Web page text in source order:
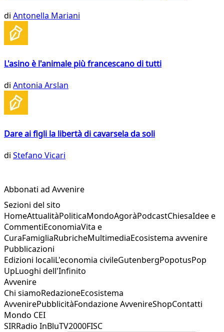
di Antonella Mariani
L'asino è l'animale più francescano di tutti
di Antonia Arslan
Dare ai figli la libertà di cavarsela da soli
di Stefano Vicari
Abbonati ad Avvenire
Sezioni del sito
HomeAttualitàPoliticaMondoAgoràPodcastChiesaIdee e
CommentiEconomiaVita e
CuraFamigliaRubricheMultimediaEcosistema avvenire
Pubblicazioni
Edizioni localiL'economia civileGutenbergPopotusPop
UpLuoghi dell'Infinito
Avvenire
Chi siamoRedazioneEcosistema
AvvenirePubblicitàFondazione AvvenireShopContatti
Mondo CEI
SIRRadio InBluTV2000FISC